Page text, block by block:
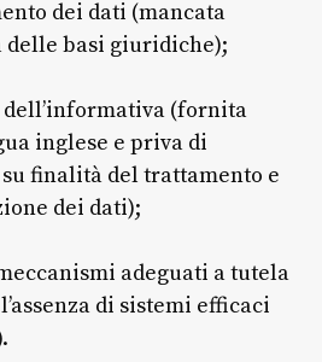
dei dati (mancata
basi giuridiche);
dell’informativa (fornita
inglese e priva di
finalità del trattamento e
dei dati);
adeguati a tutela
di sistemi efficaci